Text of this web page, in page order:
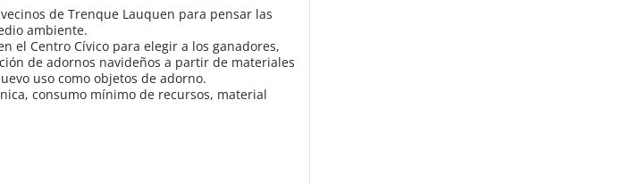
de Trenque Lauquen para pensar las
ambiente.
el Centro Cívico para elegir a los ganadores,
de adornos navideños a partir de materiales
uso como objetos de adorno.
consumo mínimo de recursos, material